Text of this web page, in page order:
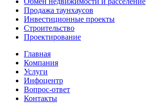
Продажа таунхаусов
Инвестиционные проекты
Строительство
Проектирование
Главная
Компания
Услуги
Инфоцентр
Вопрос-ответ
Контакты